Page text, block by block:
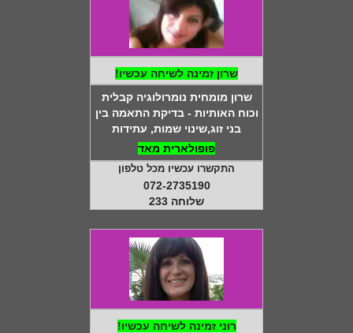
שרון זמינה לשיחה עכשיו!
שרון מומחית נומרולוגיה קבלית
וכוח האותיות - בדיקת התאמה בין
בני זוג,שינוי שמות, עתידות
פופולארית מאד
התקשרו עכשיו מכל טלפון
072-2735190
שלוחה 233
רוני זמינה לשיחה עכשיו!